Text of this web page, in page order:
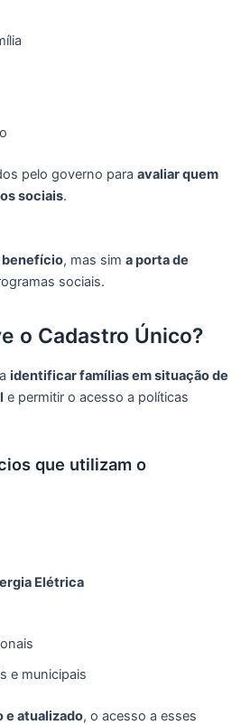
pelo governo para avaliar quem
sociais.
benefício, mas sim a porta de
sociais.
o Cadastro Único?
identificar famílias em situação de
e permitir o acesso a políticas
que utilizam o
Elétrica
e municipais
e atualizado, o acesso a esses